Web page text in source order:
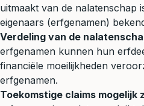
uitmaakt van de nalatenschap
eigenaars (erfgenamen)
Verdeling van de
erfgenamen kunnen hun
financiële moeilijkheden
erfgenamen.
Toekomstige claims mogelijk